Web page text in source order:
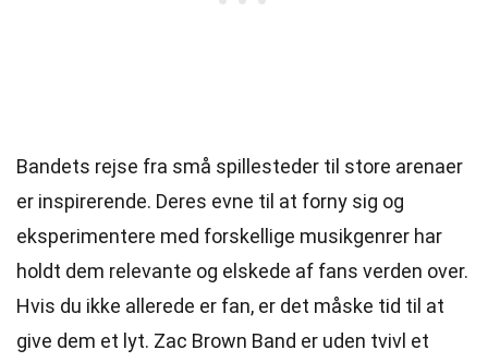
Bandets rejse fra små spillesteder til store arenaer
er inspirerende. Deres evne til at forny sig og
eksperimentere med forskellige musikgenrer har
holdt dem relevante og elskede af fans verden over.
Hvis du ikke allerede er fan, er det måske tid til at
give dem et lyt. Zac Brown Band er uden tvivl et